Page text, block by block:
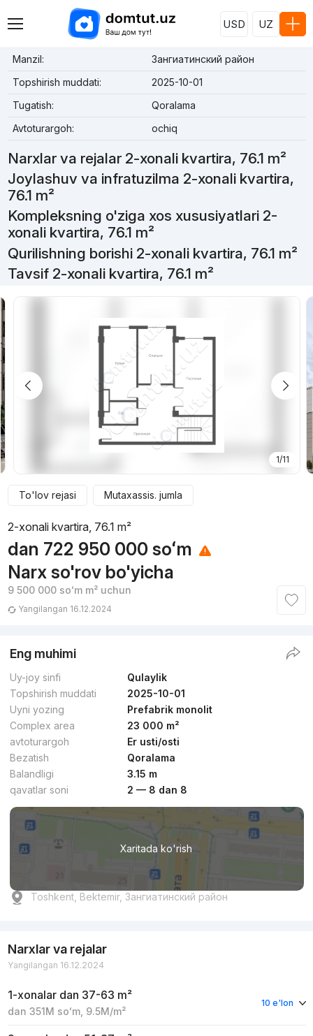
USD UZ
Manzil:
Зангиатинский район
Topshirish muddati:
2025-10-01
Tugatish:
Qoralama
Avtoturargoh:
ochiq
Narxlar va rejalar 2-xonali kvartira, 76.1 m²
Joylashuv va infratuzilma 2-xonali kvartira,
76.1 m²
Kompleksning o'ziga xos xususiyatlari 2-
xonali kvartira, 76.1 m²
Qurilishning borishi 2-xonali kvartira, 76.1 m²
Tavsif 2-xonali kvartira, 76.1 m²
1/11
To'lov rejasi Mutaxassis. jumla
2-xonali kvartira, 76.1 m²
dan 722 950 000 soʻm
Narx so'rov bo'yicha
9 500 000 soʻmm² uchun
Yangilangan 16.12.2024
Eng muhimi
Uy-joy sinfi
Qulaylik
Topshirish muddati
2025-10-01
Uyni yozing
Prefabrik monolit
Complex area
23 000 m²
avtoturargoh
Er usti/osti
Bezatish
Qoralama
Balandligi
3.15 m
qavatlar soni
2 — 8 dan 8
Xaritada ko'rish
Toshkent, Bektemir, Зангиатинский район
Narxlar va rejalar
Yangilangan 16.12.2024
1-xonalar dan 37-63 m²
dan 351M soʻm, 9.5M/m²
10 e'lon